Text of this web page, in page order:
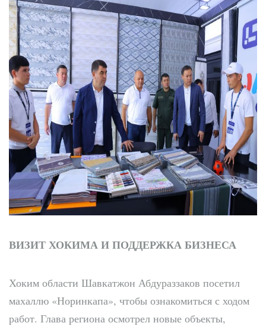
ВИЗИТ ХОКИМА И ПОДДЕРЖКА БИЗНЕСА
Хоким области Шавкатжон Абдураззаков посетил
махаллю «Норинкапа», чтобы ознакомиться с ходом
работ. Глава региона осмотрел новые объекты,